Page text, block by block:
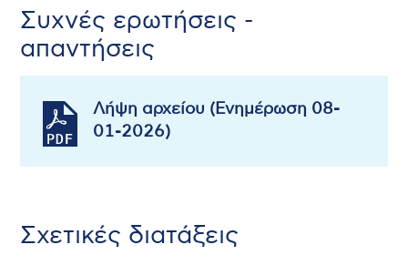
Συχνές ερωτήσεις -
απαντήσεις
Λήψη αρχείου (Ενημέρωση 08-
01-2026)
Σχετικές διατάξεις